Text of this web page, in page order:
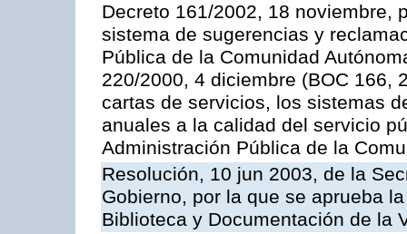
Decreto 161/2002, 18 noviembre,
sistema de sugerencias y
Pública de la Comunidad
220/2000, 4 diciembre (BOC 166,
cartas de servicios, los sistemas
anuales a la calidad del servicio
Administración Pública de la
Resolución, 10 jun 2003, de la
Gobierno, por la que se aprueba
Biblioteca y Documentación de la